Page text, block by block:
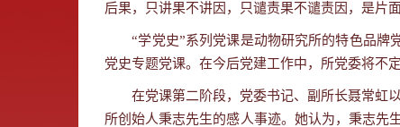
后果，只讲果不讲因，只谴责果不谴责因，是片
“学党史”系列党课是动物研究所的特色品牌
党史专题党课。在今后党建工作中，所党委将不
在党课第二阶段，党委书记、副所长聂常虹
所创始人秉志先生的感人事迹。她认为，秉志先